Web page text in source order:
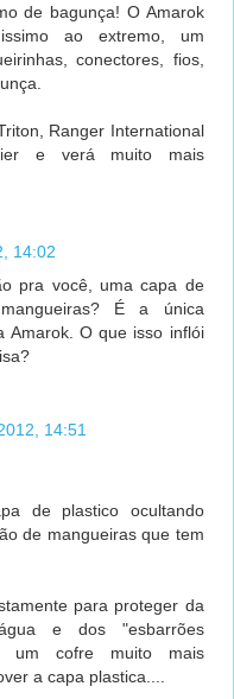
de bagunça! O Amarok
ao extremo, um
conectores, fios,
Ranger International
e verá muito mais
14:02
pra você, uma capa de
É a única
Amarok. O que isso inflói
14:51
de plastico ocultando
de mangueiras que tem
para proteger da
e dos "esbarrões
um cofre muito mais
a capa plastica....